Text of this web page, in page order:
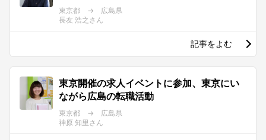
東京都 → 広島県
長友 浩之さん
記事をよむ
東京開催の求人イベントに参加、東京にい
ながら広島の転職活動
東京都 → 広島県
神原 知里さん